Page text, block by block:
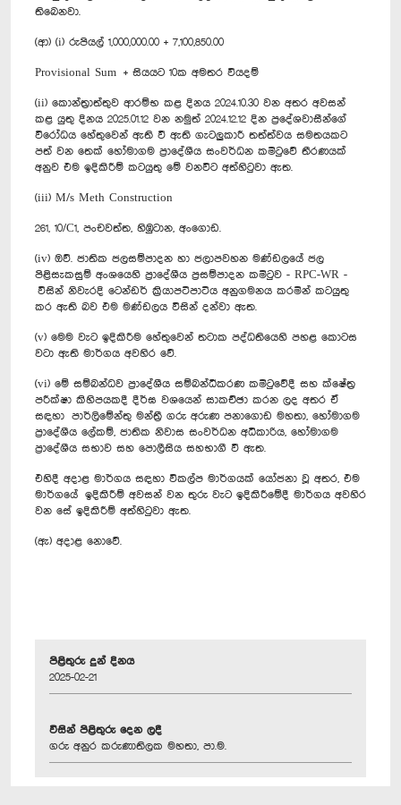
තිබෙනවා.
(ආ) (i) රුපියල් 1,000,000.00 + 7,100,850.00
Provisional Sum + සියයට 10ක අමතර වියදම්
(ii) කොන්ත්‍රාත්තුව ආරම්භ කළ දිනය 2024.10.30 වන අතර අවසන්
කළ යුතු දිනය 2025.01.12 වන නමුත් 2024.12.12 දින ප්‍රදේශවාසීන්ගේ
විරෝධය හේතුවෙන් ඇති වී ඇති ගැටලුකාරී තත්ත්වය සමතයකට
පත් වන තෙක් හෝමාගම ප්‍රාදේශීය සංවර්ධන කමිටුවේ තීරණයක්
අනුව එම ඉදිකිරීම් කටයුතු මේ වනවිට අත්හිටුවා ඇත.
(iii) M/s Meth Construction
261, 10/C1, පංචවත්ත, හිඹුටාන, අංගොඩ.
(iv) ඔව්. ජාතික ජලසම්පාදන හා ජලාපවහන මණ්ඩලයේ ජල
පිළිසැකසුම් අංශයෙහි ප්‍රාදේශීය ප්‍රසම්පාදන කමිටුව - RPC-WR -
විසින් නිවැරදි ටෙන්ඩර් ක්‍රියාපටිපාටිය අනුගමනය කරමින් කටයුතු
කර ඇති බව එම මණ්ඩලය විසින් දන්වා ඇත.
(v) මෙම වැට ඉදිකිරීම හේතුවෙන් තටාක පද්ධතියෙහි පහළ කොටස
වටා ඇති මාර්ගය අවහිර වේ.
(vi) මේ සම්බන්ධව ප්‍රාදේශීය සම්බන්ධීකරණ කමිටුවේදී සහ ක්ෂේත්‍ර
පරීක්ෂා කිහිපයකදී දීර්ඝ වශයෙන් සාකච්ඡා කරන ලද අතර ඒ
සඳහා පාර්ලිමේන්තු මන්ත්‍රී ගරු අරුණ පනාගොඩ මහතා, හෝමාගම
ප්‍රාදේශීය ලේකම්, ජාතික නිවාස සංවර්ධන අධිකාරිය, හෝමාගම
ප්‍රාදේශීය සභාව සහ පොලීසිය සහභාගී වී ඇත.
එහිදී අදාළ මාර්ගය සඳහා විකල්ප මාර්ගයක් යෝජනා වූ අතර, එම
මාර්ගයේ ඉදිකිරීම් අවසන් වන තුරු වැට ඉදිකිරීමේදී මාර්ගය අවහිර
වන සේ ඉදිකිරීම් අත්හිටුවා ඇත.
(ඇ) අදාළ නොවේ.
පිළිතුරු දුන් දිනය
2025-02-21
විසින් පිළිතුරු දෙන ලදී
ගරු අනුර කරුණාතිලක මහතා, පා.ම.